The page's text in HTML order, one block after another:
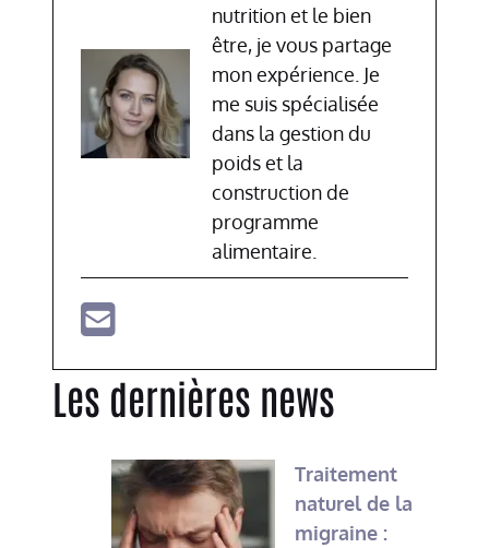
nutrition et le bien
être, je vous partage
mon expérience. Je
me suis spécialisée
dans la gestion du
poids et la
construction de
programme
alimentaire.
Les dernières news
Traitement
naturel de la
migraine :